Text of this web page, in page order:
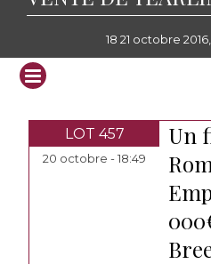
18 21 octobre
LOT 457
20 octobre - 18:49
Un